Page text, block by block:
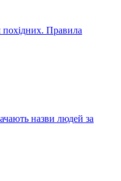
похідних. Правила
назви людей за